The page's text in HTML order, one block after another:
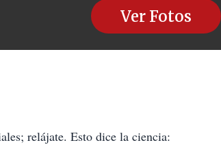
Ver Fotos
relájate. Esto dice la ciencia: